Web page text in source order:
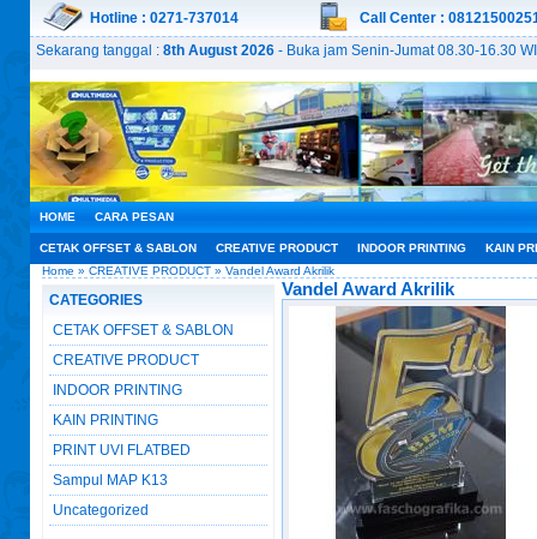
Sekarang tanggal : 8th August 2026 - Buka jam Senin-Jumat 08.30-16.30
HOME CARA PESAN
CETAK OFFSET & SABLON CREATIVE PRODUCT INDOOR PRINTING
KAIN
Home » CREATIVE PRODUCT » Vandel Award Akrilik
CATEGORIES
CETAK OFFSET & SABLON
CREATIVE PRODUCT
INDOOR PRINTING
KAIN PRINTING
PRINT UVI FLATBED
Sampul MAP K13
Uncategorized
Vandel Award Akrilik
Hotline : 0271-737014 Call Center :